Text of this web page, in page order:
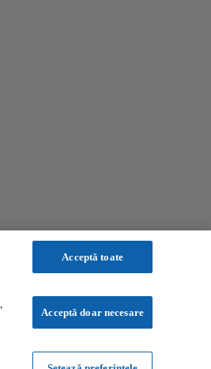
Acceptă toate
Acceptă doar necesare